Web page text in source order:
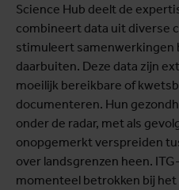
Science Hub deelt de
combineert data uit diverse
stimuleert samenwerkingen
daarbuiten. Deze data zijn
moeilijk bereikbare of
documenteren. Hun
onder de radar, met als
onopgemerkt verspreiden
over landsgrenzen heen.
momenteel betrokken bij